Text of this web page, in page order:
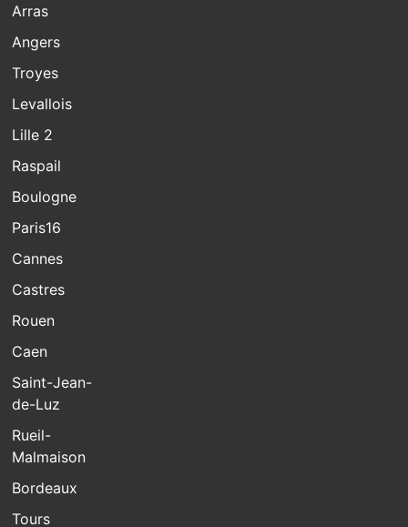
Arras
Angers
Troyes
Levallois
Lille 2
Raspail
Boulogne
Paris16
Cannes
Castres
Rouen
Caen
Saint-Jean-
de-Luz
Rueil-
Malmaison
Bordeaux
Tours